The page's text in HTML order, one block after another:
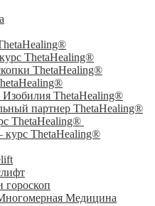
ThetaHealing®
ThetaHealing®
ThetaHealing®
партнер ThetaHealing®
ThetaHealing®
ThetaHealing®
гороскоп
Медицина